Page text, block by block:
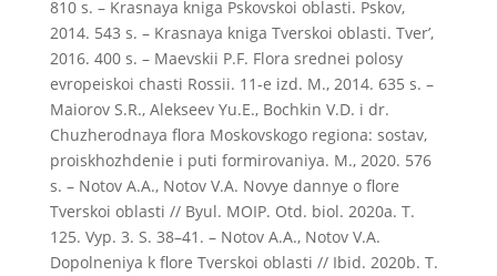
810 s. – Krasnaya kniga Pskovskoi oblasti. Pskov,
2014. 543 s. – Krasnaya kniga Tverskoi oblasti. Tver’,
2016. 400 s. – Maevskii P.F. Flora srednei polosy
evropeiskoi chasti Rossii. 11-e izd. M., 2014. 635 s. –
Maiorov S.R., Alekseev Yu.E., Bochkin V.D. i dr.
Chuzherodnaya flora Moskovskogo regiona: sostav,
proiskhozhdenie i puti formirovaniya. M., 2020. 576
s. – Notov A.A., Notov V.A. Novye dannye o flore
Tverskoi oblasti // Byul. MOIP. Otd. biol. 2020a. T.
125. Vyp. 3. S. 38–41. – Notov A.A., Notov V.A.
Dopolneniya k flore Tverskoi oblasti // Ibid. 2020b. T.